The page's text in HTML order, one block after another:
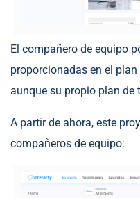
El compañero de equipo
proporcionadas en el
aunque su propio plan de
A partir de ahora, este
compañeros de equipo: